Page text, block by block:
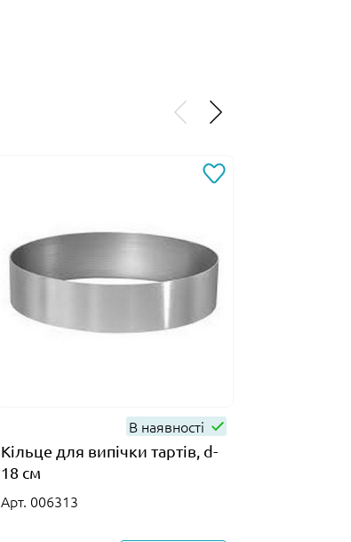
В наявності
Кільце для випічки тартів, d-
18 см
Арт. 006313